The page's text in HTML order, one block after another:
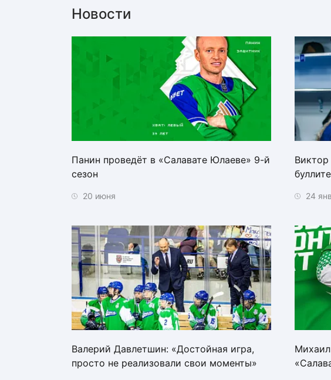
Новости
Панин проведёт в «Салавате Юлаеве» 9-й
сезон
20 июня 24
Валерий Давлетшин: «Достойная игра,
просто не реализовали свои моменты»